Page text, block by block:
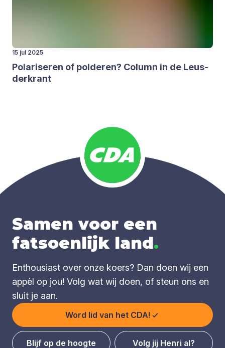
15 jul 2025
Pola­ri­se­ren of pol­de­ren? Column in de Leus­
der­krant
Samen voor een
fatsoenlijk land.
Enthousiast over onze koers? Dan doen wij een
appèl op jou! Volg wat wij doen, of steun ons en
sluit je aan.
Word lid van het CDA!
Blijf op de hoogte Volg jij Henri al?